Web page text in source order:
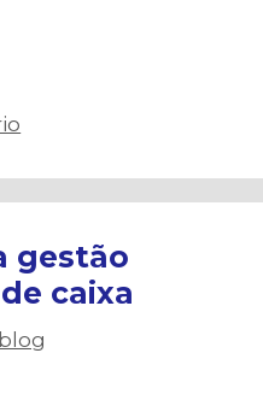
gestão
caixa
blog